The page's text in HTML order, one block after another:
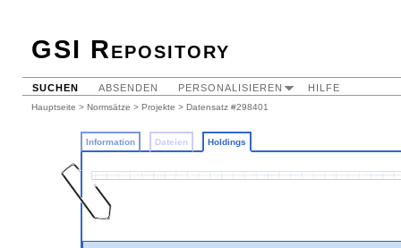
GSI Repository
SUCHEN ABSENDEN PERSONALISIEREN HILFE
Hauptseite > Normsätze > Projekte > Datensatz #298401
Information Dateien Holdings